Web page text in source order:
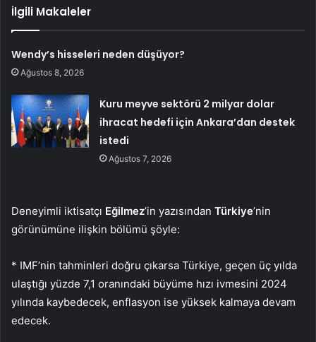
İlgili Makaleler
Wendy’s hisseleri neden düşüyor?
Ağustos 8, 2026
Kuru meyve sektörü 2 milyar dolar
ihracat hedefi için Ankara’dan destek
istedi
Ağustos 7, 2026
Deneyimli iktisatçı Eğilmez’in yazısından Türkiye’nin
görünümüne ilişkin bölümü şöyle:
* IMF’nin tahminleri doğru çıkarsa Türkiye, geçen üç yılda
ulaştığı yüzde 7,1 oranındaki büyüme hızı ivmesini 2024
yılında kaybedecek, enflasyon ise yüksek kalmaya devam
edecek.